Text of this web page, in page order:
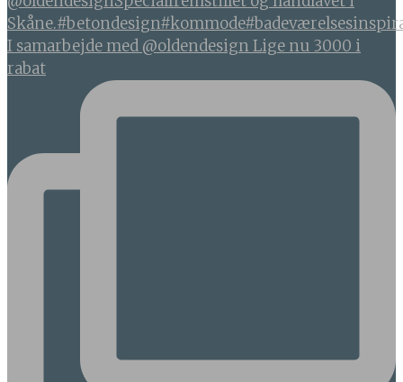
I samarbejde med @oldendesign Lige nu 3000 i
rabat